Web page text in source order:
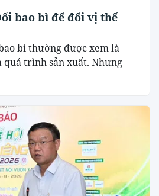
bao bì để đổi vị thế
bì thường được xem là
quá trình sản xuất. Nhưng